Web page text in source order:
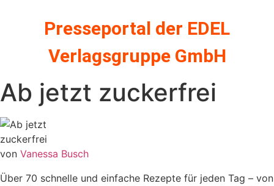
Presseportal der EDEL
Verlagsgruppe GmbH
Ab jetzt zuckerfrei
von Vanessa Busch
Über 70 schnelle und einfache Rezepte für jeden Tag – von